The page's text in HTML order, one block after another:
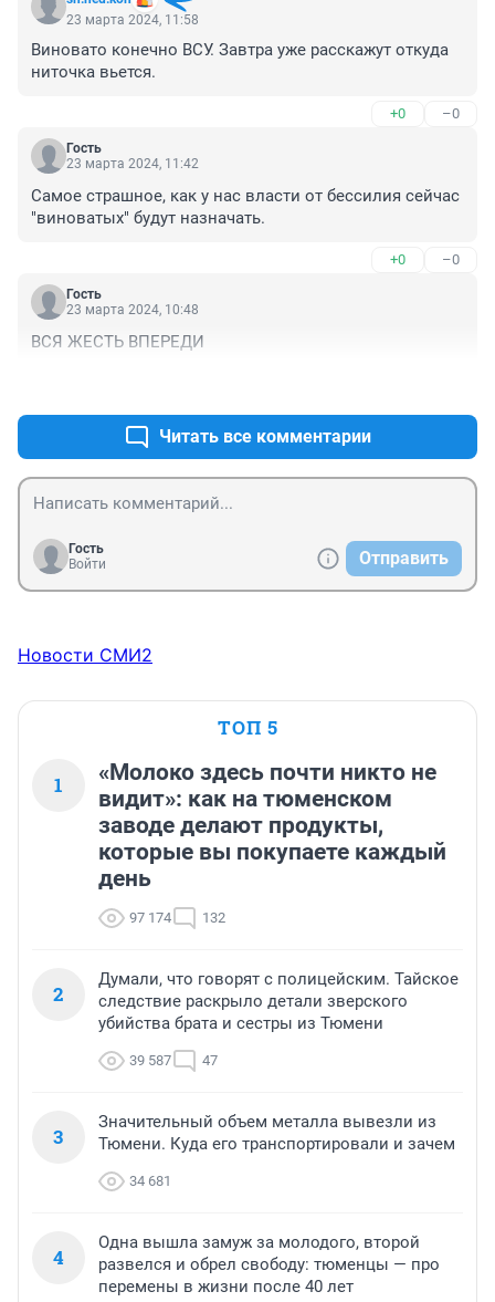
23 марта 2024, 11:58
Виновато конечно ВСУ. Завтра уже расскажут откуда
ниточка вьется.
+0 –0
Гость
23 марта 2024, 11:42
Самое страшное, как у нас власти от бессилия сейчас
"виноватых" будут назначать.
+0 –0
Гость
23 марта 2024, 10:48
ВСЯ ЖЕСТЬ ВПЕРЕДИ
Читать все комментарии
Гость
Войти
Отправить
Новости СМИ2
ТОП 5
1
«Молоко здесь почти никто не
видит»: как на тюменском
заводе делают продукты,
которые вы покупаете каждый
день
97 174 132
2
Думали, что говорят с полицейским. Тайское
следствие раскрыло детали зверского
убийства брата и сестры из Тюмени
39 587 47
3
Значительный объем металла вывезли из
Тюмени. Куда его транспортировали и зачем
34 681
4
Одна вышла замуж за молодого, второй
развелся и обрел свободу: тюменцы — про
перемены в жизни после 40 лет